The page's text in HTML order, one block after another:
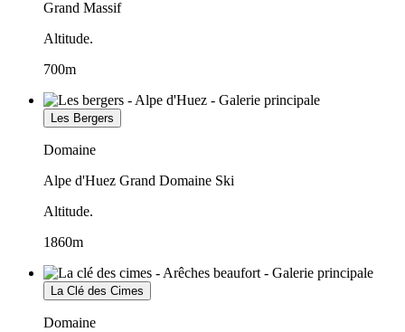
Grand Massif
Altitude.
700m
Les Bergers
Domaine
Alpe d'Huez Grand Domaine Ski
Altitude.
1860m
La Clé des Cimes
Domaine